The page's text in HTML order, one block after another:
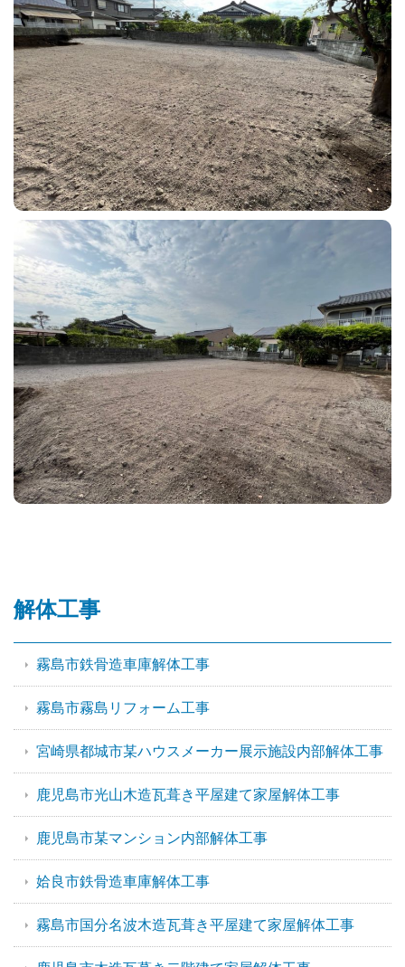
解体工事
霧島市鉄骨造車庫解体工事
霧島市霧島リフォーム工事
宮崎県都城市某ハウスメーカー展示施設内部解体工事
鹿児島市光山木造瓦葺き平屋建て家屋解体工事
鹿児島市某マンション内部解体工事
姶良市鉄骨造車庫解体工事
霧島市国分名波木造瓦葺き平屋建て家屋解体工事